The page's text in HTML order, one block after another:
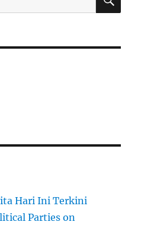
Hari Ini Terkini
Parties on